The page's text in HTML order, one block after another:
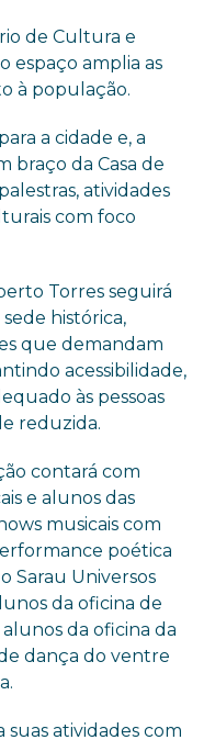
de Cultura e
espaço amplia as
à população.
a cidade e, a
braço da Casa de
atividades
com foco
Torres seguirá
histórica,
que demandam
acessibilidade,
às pessoas
reduzida.
contará com
e alunos das
musicais com
poética
Sarau Universos
da oficina de
da oficina da
dança do ventre
suas atividades com